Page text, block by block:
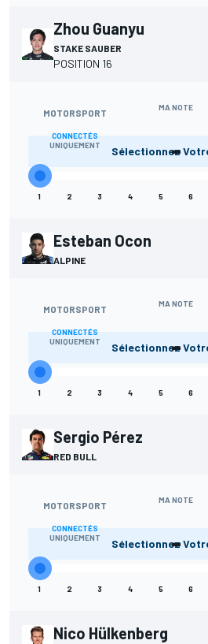
Zhou Guanyu
STAKE SAUBER
POSITION 16
MOTORSPORT
CONNECTÉS
UNIQUEMENT
MA NOTE
-
Sélectionnez
1 2 3 4 5 6
Esteban Ocon
ALPINE
MOTORSPORT
CONNECTÉS
UNIQUEMENT
MA NOTE
-
Sélectionnez
1 2 3 4 5 6
Sergio Pérez
RED BULL
MOTORSPORT
CONNECTÉS
UNIQUEMENT
MA NOTE
-
Sélectionnez
1 2 3 4 5 6
Nico Hülkenberg